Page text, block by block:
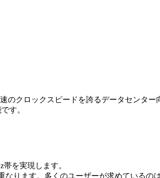
のクロックスピードを誇るデータセンター
す。
を実現します。
ります。多くのユーザーが求めているの